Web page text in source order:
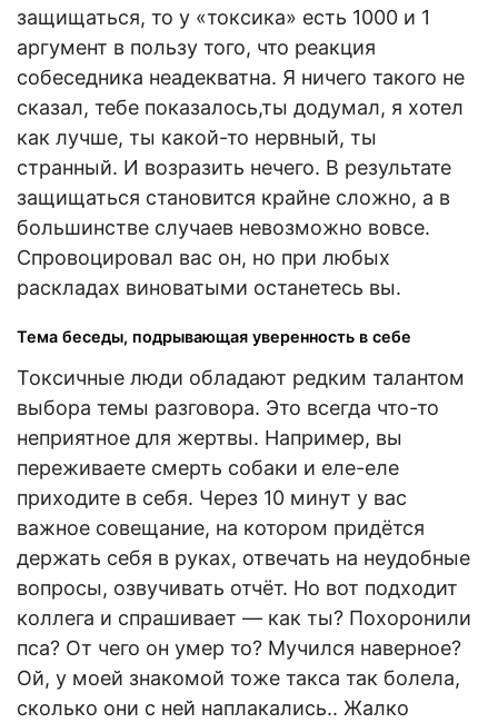
защищаться, то у «токсика» есть 1000 и 1
аргумент в пользу того, что реакция
собеседника неадекватна. Я ничего такого не
сказал, тебе показалось,ты додумал, я хотел
как лучше, ты какой-то нервный, ты
странный. И возразить нечего. В результате
защищаться становится крайне сложно, а в
большинстве случаев невозможно вовсе.
Спровоцировал вас он, но при любых
раскладах виноватыми останетесь вы.
Тема беседы, подрывающая уверенность в себе
Токсичные люди обладают редким талантом
выбора темы разговора. Это всегда что-то
неприятное для жертвы. Например, вы
переживаете смерть собаки и еле-еле
приходите в себя. Через 10 минут у вас
важное совещание, на котором придётся
держать себя в руках, отвечать на неудобные
вопросы, озвучивать отчёт. Но вот подходит
коллега и спрашивает — как ты? Похоронили
пса? От чего он умер то? Мучился наверное?
Ой, у моей знакомой тоже такса так болела,
сколько они с ней наплакались.. Жалко